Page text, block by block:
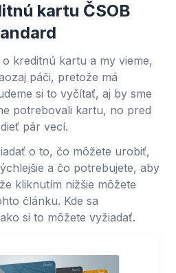
kartu ČSOB
kreditnú kartu a my vieme,
páči, pretože má
si to vyčítať, aj by sme
potrebovali kartu, no pred
pár vecí.
o to, čo môžete urobiť,
a čo potrebujete, aby
kliknutím nižšie môžete
článku. Kde sa
si to môžete vyžiadať.